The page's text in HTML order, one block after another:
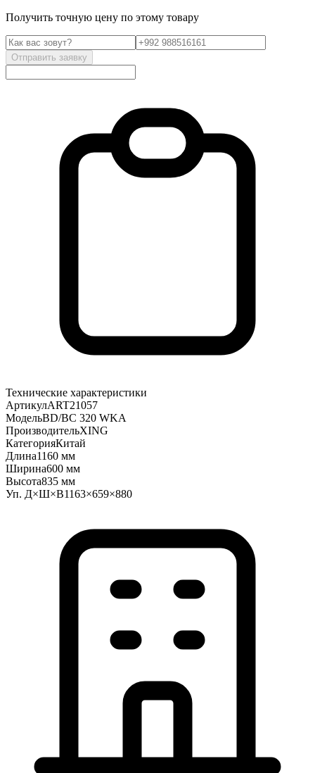
Получить точную цену по этому товару
Отправить заявку
Технические характеристики
АртикулART21057
МодельBD/BC 320 WKA
ПроизводительXING
КатегорияКитай
Длина1160 мм
Ширина600 мм
Высота835 мм
Уп. Д×Ш×В1163×659×880